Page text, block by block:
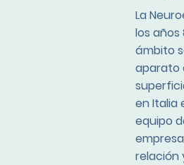
La
los años
ámbito
aparato
en Italia
equipo
relación